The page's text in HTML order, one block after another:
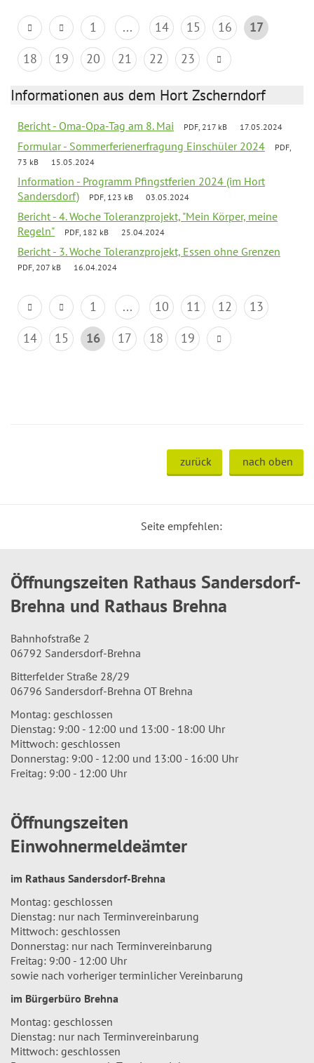
1 ... 14 15 16
17
18
19 20 21 22 23
Informationen aus dem Hort Zscherndorf
Bericht - Oma-Opa-Tag am 8. Mai PDF, 217 kB 17.05.2024
Formular - Sommerferienerfragung Einschüler 2024
PDF,
73 kB
15.05.2024
Information - Programm Pfingstferien 2024 (im Hort
Sandersdorf)
PDF, 123 kB 03.05.2024
Bericht - 4. Woche Toleranzprojekt, "Mein Körper, meine
Regeln"
PDF, 182 kB 25.04.2024
Bericht - 3. Woche Toleranzprojekt, Essen ohne Grenzen
PDF, 207 kB 16.04.2024
1 ... 10 11 12
13
14
15 16 17 18 19
zurück nach oben
Seite empfehlen:
Öffnungszeiten Rathaus Sandersdorf-
Brehna und Rathaus Brehna
Bahnhofstraße 2
06792 Sandersdorf-Brehna
Bitterfelder Straße 28/29
06796 Sandersdorf-Brehna OT Brehna
Montag: geschlossen
Dienstag: 9:00 - 12:00 und 13:00 - 18:00 Uhr
Mittwoch: geschlossen
Donnerstag: 9:00 - 12:00 und 13:00 - 16:00 Uhr
Freitag: 9:00 - 12:00 Uhr
Öffnungszeiten
Einwohnermeldeämter
im Rathaus Sandersdorf-Brehna
Montag: geschlossen
Dienstag: nur nach Terminvereinbarung
Mittwoch: geschlossen
Donnerstag: nur nach Terminvereinbarung
Freitag: 9:00 - 12:00 Uhr
sowie nach vorheriger terminlicher Vereinbarung
im Bürgerbüro Brehna
Montag: geschlossen
Dienstag: nur nach Terminvereinbarung
Mittwoch: geschlossen